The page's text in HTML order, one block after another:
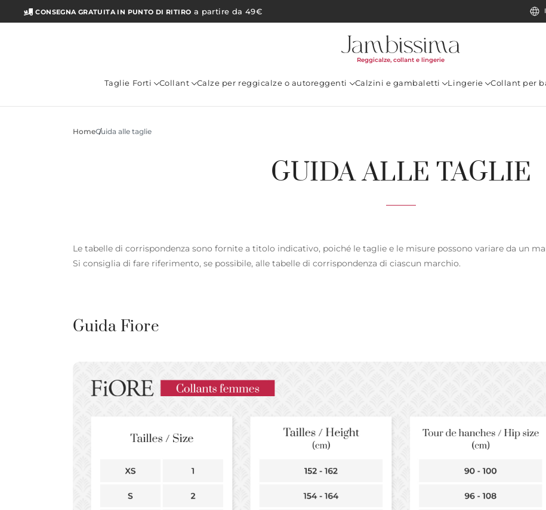
CONSEGNA GRATUITA IN PUNTO DI RITIRO a partire da 49€
Taglie Forti Collant Calze per reggicalze o autoreggenti Calzini e gambaletti Lingerie Collant per
Reggicalze, collant e lingerie
HomeGuida alle taglie
GUIDA ALLE TAGLIE
Le tabelle di corrispondenza sono fornite a titolo indicativo, poiché le taglie e le misure possono variare da un
Si consiglia di fare riferimento, se possibile, alle tabelle di corrispondenza di ciascun marchio.
Guida Fiore